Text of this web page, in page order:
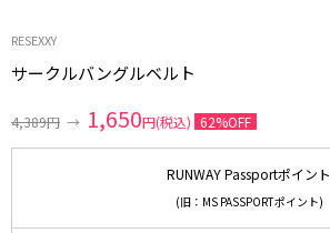
RESEXXY
サークルバングルベルト
4,389円 → 1,650円(税込) 62%OFF
RUNWAY Passportポイント
(旧：MS PASSPORTポイント)